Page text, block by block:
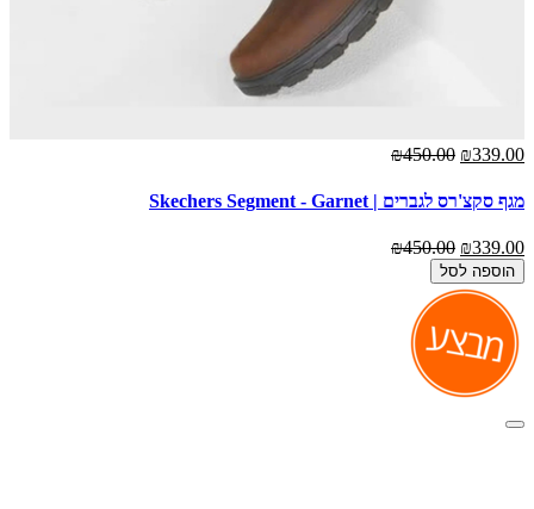
₪339.00
₪450.00
מגף סקצ'רס לגברים | Skechers Segment - Garnet
₪339.00
₪450.00
הוספה לסל